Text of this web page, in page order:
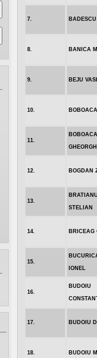
7.
8. BANICA
9. BEJU
10.
11.
BOBOACA
12. BOGDAN
13.
STELIAN
14. BRICEAG
15.
IONEL
16.
BUDOIU
17. BUDOIU
18. BUDOIU